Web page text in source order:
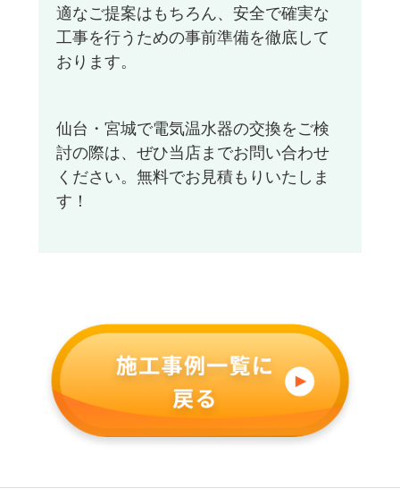
適なご提案はもちろん、安全で確実な
工事を行うための事前準備を徹底して
おります。
仙台・宮城で電気温水器の交換をご検
討の際は、ぜひ当店までお問い合わせ
ください。無料でお見積もりいたしま
す！